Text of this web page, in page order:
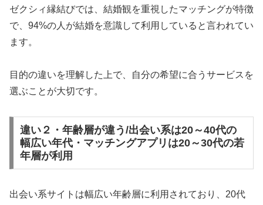
ゼクシィ縁結びでは、結婚観を重視したマッチングが特徴
で、94%の人が結婚を意識して利用していると言われてい
ます。
目的の違いを理解した上で、自分の希望に合うサービスを
選ぶことが大切です。
違い２・年齢層が違う/出会い系は20～40代の
幅広い年代・マッチングアプリは20～30代の若
年層が利用
出会い系サイトは幅広い年齢層に利用されており、20代